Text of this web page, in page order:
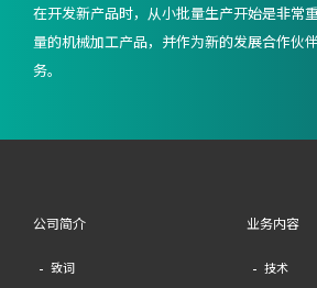
在开发新产品时，从小批量生产开始是非常
量的机械加工产品，并作为新的发展合作伙
务。
公司简介
致词
业务内容
技术